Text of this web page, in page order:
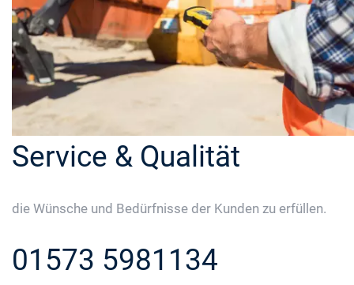
Service & Qualität
die Wünsche und Bedürfnisse der Kunden zu erfüllen.
01573 5981134